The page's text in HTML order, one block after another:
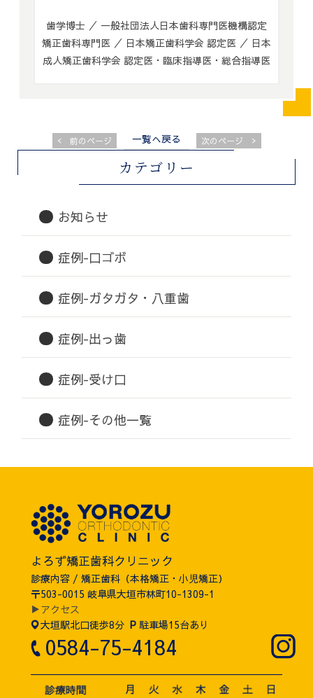
カテゴリー
お知らせ
症例-口ゴボ
症例-ガタガタ・八重歯
症例-出っ歯
症例-受け口
症例-その他一覧
歯学博士 ／ 一般社団法人日本歯科専門医機構認定
矯正歯科専門医 ／ 日本矯正歯科学会 認定医 ／ 日本
成人矯正歯科学会 認定医・臨床指導医・総合指導医
<前のページ 一覧へ戻る 次のページ >
よろず矯正歯科クリニック
診療内容 / 矯正歯科（本格矯正・小児矯正）
〒503-0015 岐阜県大垣市林町10-1309-1
▶アクセス
大垣駅北口徒歩8分 P 駐車場15台あり
0584-75-4184